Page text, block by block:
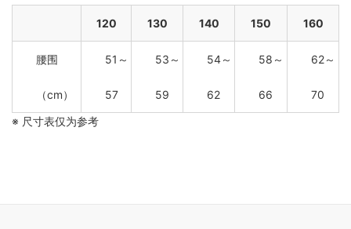
120 130 140 150 160
腰围
（cm）
51～
57
53～
59
54～
62
58～
66
62～
70
※ 尺寸表仅为参考